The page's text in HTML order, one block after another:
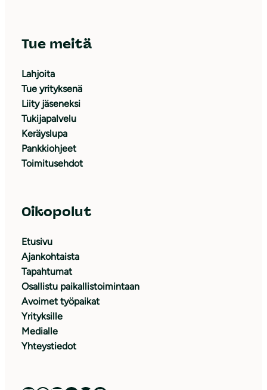
Tue meitä
Lahjoita
Tue yrityksenä
Liity jäseneksi
Tukijapalvelu
Keräyslupa
Pankkiohjeet
Toimitusehdot
Oikopolut
Etusivu
Ajankohtaista
Tapahtumat
Osallistu paikallistoimintaan
Avoimet työpaikat
Yrityksille
Medialle
Yhteystiedot